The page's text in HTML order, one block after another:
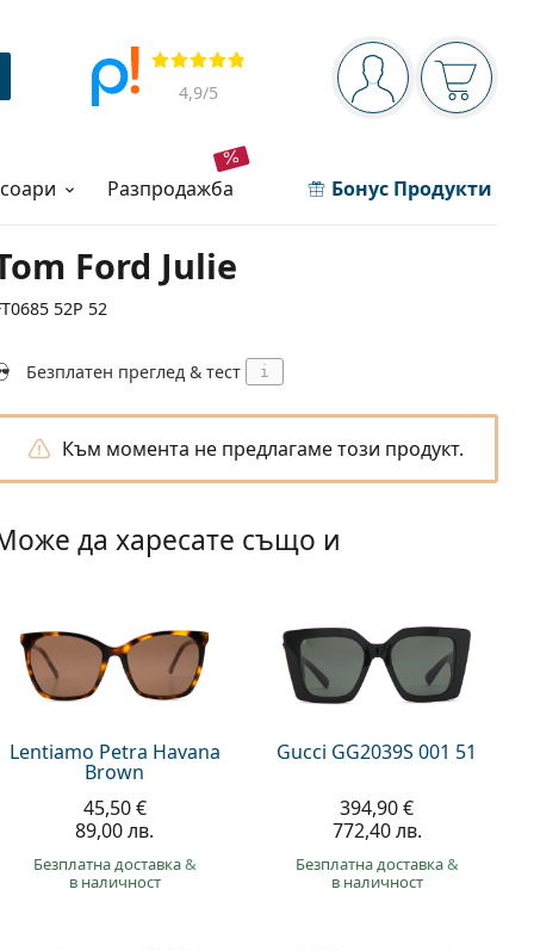
Navigation panel
Вие сте вписани
Прегледи
4,9/5
разпродажба Бонус Продукти
Ford Julie
52P 52
Безплатен преглед & тест i
Към момента не предлагаме този продукт.
да харесате също и
Lentiamo Petra Havana
Brown
45,50 €
89,00 лв.
Безплатна доставка&
в наличност
Gucci GG2039S 001 51
394,90 €
772,40 лв.
Безплатна доставка&
в наличност